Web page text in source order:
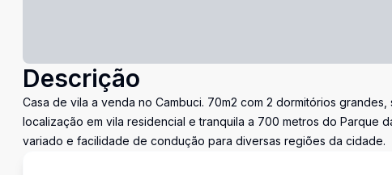
Descrição
Casa de vila a venda no Cambuci. 70m2 com 2 dormitórios
localização em vila residencial e tranquila a 700 metros do Parque
variado e facilidade de condução para diversas regiões da cidade.